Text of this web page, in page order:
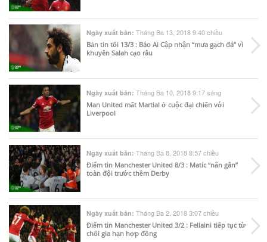
Ngày xuất bản: Tháng Ba 13, 2018 9:40 chiều
Bản tin tối 13/3 : Báo Ai Cập nhận “mưa gạch đá” vì
khuyên Salah cạo râu
Ngày xuất bản: Tháng Ba 10, 2018 9:17 sáng
Man United mất Martial ở cuộc đại chiến với
Liverpool
Ngày xuất bản: Tháng Ba 8, 2018 8:57 chiều
Điểm tin Manchester United 8/3 : Matic “nắn gân”
toàn đội trước thềm Derby
Ngày xuất bản: Tháng Ba 2, 2018 3:07 chiều
Điểm tin Manchester United 3/2 : Fellaini tiếp tục từ
chối gia hạn hợp đồng